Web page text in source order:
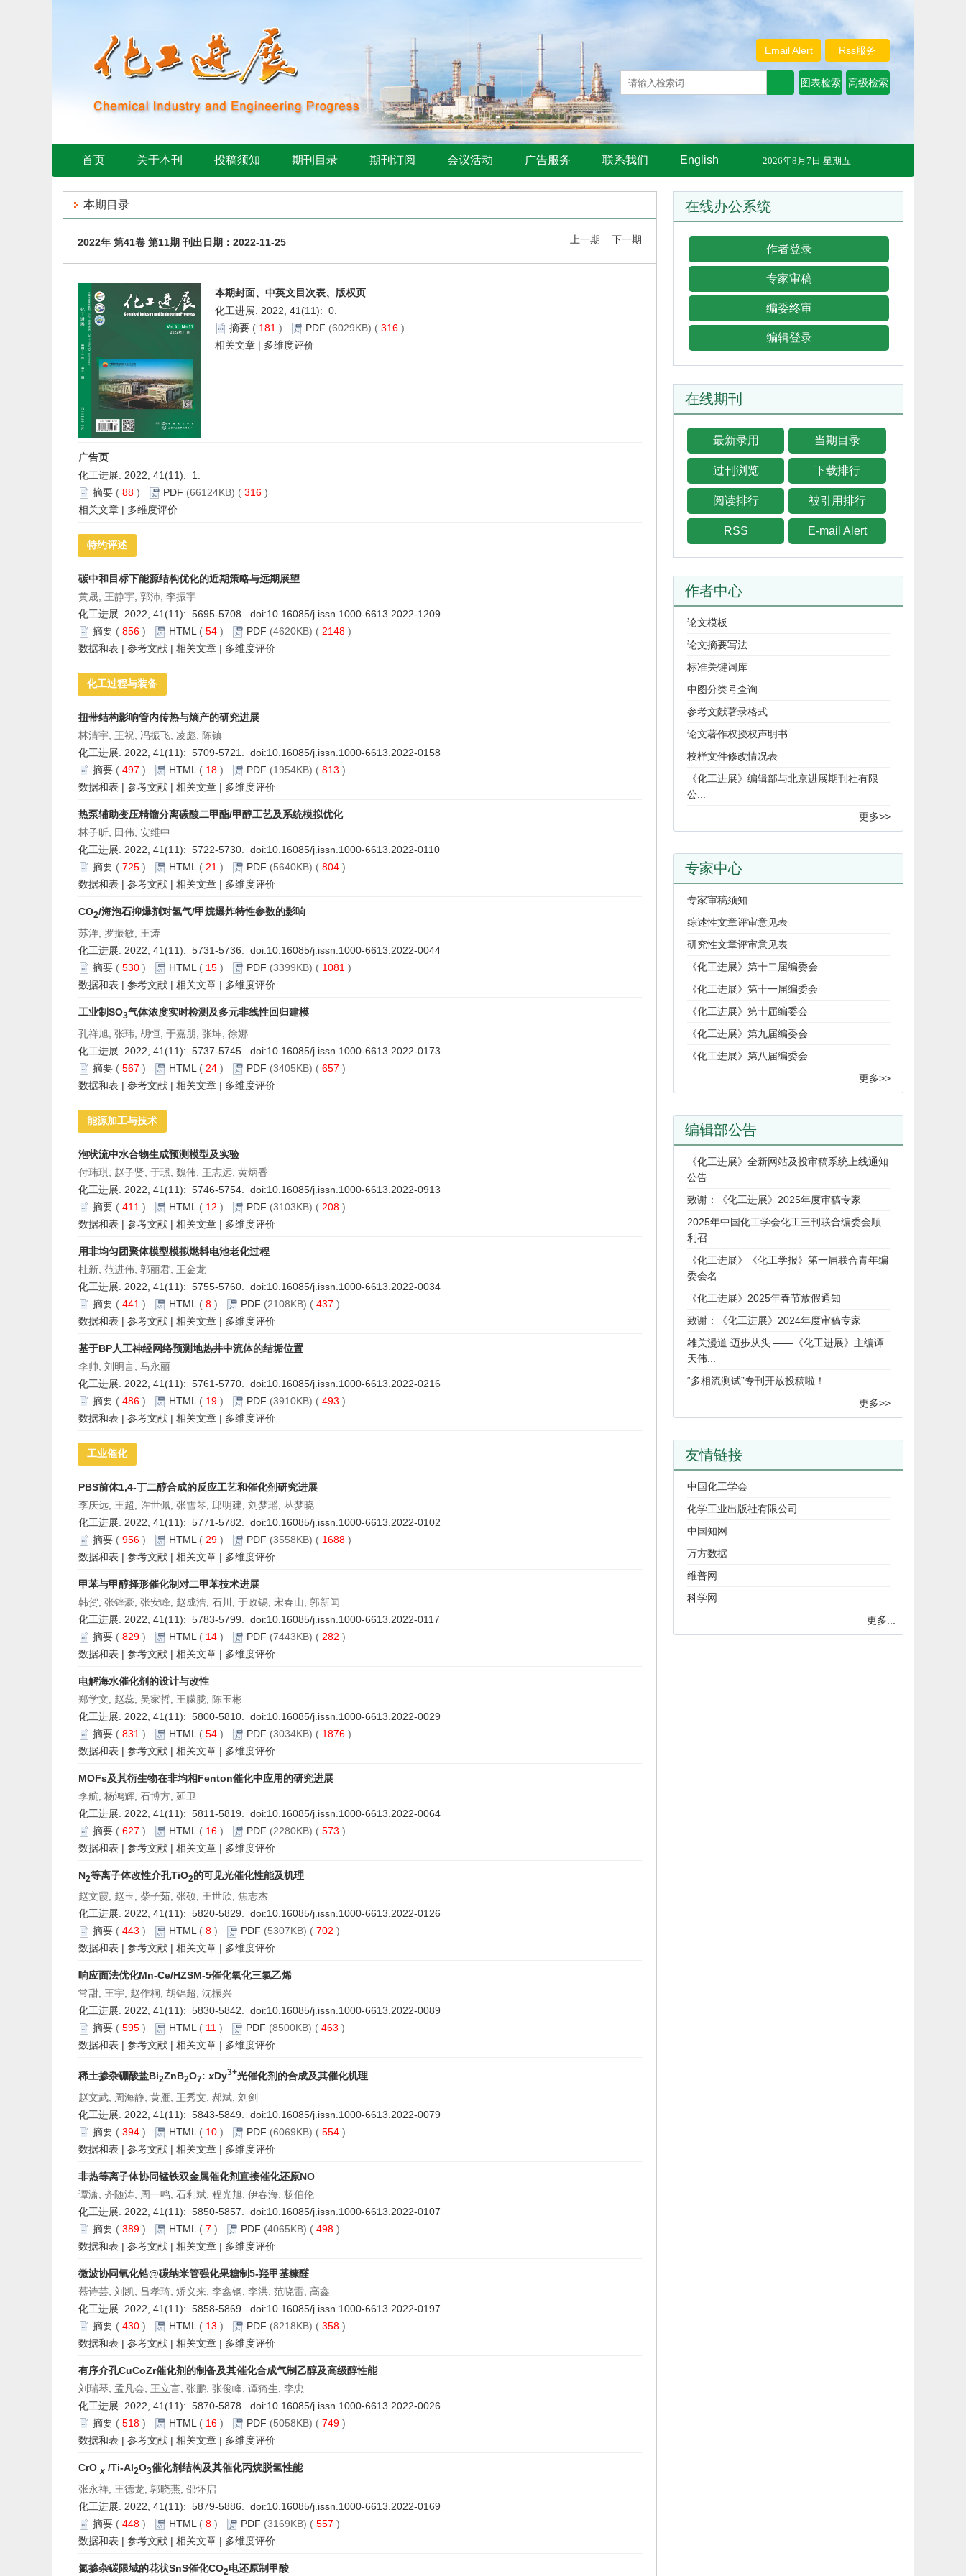
Rss服务
Email Alert
首页 关于本刊 投稿须知 期刊目录 期刊订阅 会议活动 广告服务 联系我们 English 2026年8月7日 星期五
本期目录
2022年 第41卷 第11期 刊出日期：2022-11-25 上一期 下一期
本期封面、中英文目次表、版权页
化工进展. 2022, 41(11): 0.
摘要 ( 181 ) PDF (6029KB) ( 316 )
相关文章 | 多维度评价
广告页
化工进展. 2022, 41(11): 1.
摘要 ( 88 ) PDF (66124KB) ( 316 )
相关文章 | 多维度评价
特约评述
碳中和目标下能源结构优化的近期策略与远期展望
黄晟, 王静宇, 郭沛, 李振宇
化工进展. 2022, 41(11): 5695-5708. doi:10.16085/j.issn.1000-6613.2022-1209
摘要 ( 856 ) HTML ( 54 ) PDF (4620KB) ( 2148 )
数据和表 | 参考文献 | 相关文章 | 多维度评价
化工过程与装备
扭带结构影响管内传热与熵产的研究进展
林清宇, 王祝, 冯振飞, 凌彪, 陈镇
化工进展. 2022, 41(11): 5709-5721. doi:10.16085/j.issn.1000-6613.2022-0158
摘要 ( 497 ) HTML ( 18 ) PDF (1954KB) ( 813 )
数据和表 | 参考文献 | 相关文章 | 多维度评价
热泵辅助变压精馏分离碳酸二甲酯/甲醇工艺及系统模拟优化
林子昕, 田伟, 安维中
化工进展. 2022, 41(11): 5722-5730. doi:10.16085/j.issn.1000-6613.2022-0110
摘要 ( 725 ) HTML ( 21 ) PDF (5640KB) ( 804 )
数据和表 | 参考文献 | 相关文章 | 多维度评价
CO2/海泡石抑爆剂对氢气/甲烷爆炸特性参数的影响
苏洋, 罗振敏, 王涛
化工进展. 2022, 41(11): 5731-5736. doi:10.16085/j.issn.1000-6613.2022-0044
摘要 ( 530 ) HTML ( 15 ) PDF (3399KB) ( 1081 )
数据和表 | 参考文献 | 相关文章 | 多维度评价
工业制SO3气体浓度实时检测及多元非线性回归建模
孔祥旭, 张玮, 胡恒, 于嘉朋, 张坤, 徐娜
化工进展. 2022, 41(11): 5737-5745. doi:10.16085/j.issn.1000-6613.2022-0173
摘要 ( 567 ) HTML ( 24 ) PDF (3405KB) ( 657 )
数据和表 | 参考文献 | 相关文章 | 多维度评价
能源加工与技术
泡状流中水合物生成预测模型及实验
付玮琪, 赵子贤, 于璟, 魏伟, 王志远, 黄炳香
化工进展. 2022, 41(11): 5746-5754. doi:10.16085/j.issn.1000-6613.2022-0913
摘要 ( 411 ) HTML ( 12 ) PDF (3103KB) ( 208 )
数据和表 | 参考文献 | 相关文章 | 多维度评价
用非均匀团聚体模型模拟燃料电池老化过程
杜新, 范进伟, 郭丽君, 王金龙
化工进展. 2022, 41(11): 5755-5760. doi:10.16085/j.issn.1000-6613.2022-0034
摘要 ( 441 ) HTML ( 8 ) PDF (2108KB) ( 437 )
数据和表 | 参考文献 | 相关文章 | 多维度评价
基于BP人工神经网络预测地热井中流体的结垢位置
李帅, 刘明言, 马永丽
化工进展. 2022, 41(11): 5761-5770. doi:10.16085/j.issn.1000-6613.2022-0216
摘要 ( 486 ) HTML ( 19 ) PDF (3910KB) ( 493 )
数据和表 | 参考文献 | 相关文章 | 多维度评价
工业催化
PBS前体1,4-丁二醇合成的反应工艺和催化剂研究进展
李庆远, 王超, 许世佩, 张雪琴, 邱明建, 刘梦瑶, 丛梦晓
化工进展. 2022, 41(11): 5771-5782. doi:10.16085/j.issn.1000-6613.2022-0102
摘要 ( 956 ) HTML ( 29 ) PDF (3558KB) ( 1688 )
数据和表 | 参考文献 | 相关文章 | 多维度评价
甲苯与甲醇择形催化制对二甲苯技术进展
韩贺, 张锌豪, 张安峰, 赵成浩, 石川, 于政锡, 宋春山, 郭新闻
化工进展. 2022, 41(11): 5783-5799. doi:10.16085/j.issn.1000-6613.2022-0117
摘要 ( 829 ) HTML ( 14 ) PDF (7443KB) ( 282 )
数据和表 | 参考文献 | 相关文章 | 多维度评价
电解海水催化剂的设计与改性
郑学文, 赵蕊, 吴家哲, 王朦胧, 陈玉彬
化工进展. 2022, 41(11): 5800-5810. doi:10.16085/j.issn.1000-6613.2022-0029
摘要 ( 831 ) HTML ( 54 ) PDF (3034KB) ( 1876 )
数据和表 | 参考文献 | 相关文章 | 多维度评价
MOFs及其衍生物在非均相Fenton催化中应用的研究进展
李航, 杨鸿辉, 石博方, 延卫
化工进展. 2022, 41(11): 5811-5819. doi:10.16085/j.issn.1000-6613.2022-0064
摘要 ( 627 ) HTML ( 16 ) PDF (2280KB) ( 573 )
数据和表 | 参考文献 | 相关文章 | 多维度评价
N2等离子体改性介孔TiO2的可见光催化性能及机理
赵文霞, 赵玉, 柴子茹, 张硕, 王世欣, 焦志杰
化工进展. 2022, 41(11): 5820-5829. doi:10.16085/j.issn.1000-6613.2022-0126
摘要 ( 443 ) HTML( 8 ) PDF (5307KB) ( 702 )
数据和表 | 参考文献 | 相关文章 | 多维度评价
响应面法优化Mn-Ce/HZSM-5催化氧化三氯乙烯
常甜, 王宇, 赵作桐, 胡锦超, 沈振兴
化工进展. 2022, 41(11): 5830-5842. doi:10.16085/j.issn.1000-6613.2022-0089
摘要 ( 595 ) HTML( 11 ) PDF (8500KB) ( 463 )
数据和表 | 参考文献 | 相关文章 | 多维度评价
稀土掺杂硼酸盐Bi2ZnB2O7: xDy3+光催化剂的合成及其催化机理
赵文武, 周海静, 黄雁, 王秀文, 郝斌, 刘剑
化工进展. 2022, 41(11): 5843-5849. doi:10.16085/j.issn.1000-6613.2022-0079
摘要 ( 394 ) HTML ( 10 ) PDF (6069KB) ( 554 )
数据和表 | 参考文献 | 相关文章 | 多维度评价
非热等离子体协同锰铁双金属催化剂直接催化还原NO
谭潇, 齐随涛, 周一鸣, 石利斌, 程光旭, 伊春海, 杨伯伦
化工进展. 2022, 41(11): 5850-5857. doi:10.16085/j.issn.1000-6613.2022-0107
摘要 ( 389 ) HTML ( 7 ) PDF (4065KB) ( 498 )
数据和表 | 参考文献 | 相关文章 | 多维度评价
微波协同氧化锆@碳纳米管强化果糖制5-羟甲基糠醛
慕诗芸, 刘凯, 吕孝琦, 矫义来, 李鑫钢, 李洪, 范晓雷, 高鑫
化工进展. 2022, 41(11): 5858-5869. doi:10.16085/j.issn.1000-6613.2022-0197
摘要 ( 430 ) HTML ( 13 ) PDF (8218KB) ( 358 )
数据和表 | 参考文献 | 相关文章 | 多维度评价
有序介孔CuCoZr催化剂的制备及其催化合成气制乙醇及高级醇性能
刘瑞琴, 孟凡会, 王立言, 张鹏, 张俊峰, 谭猗生, 李忠
化工进展. 2022, 41(11): 5870-5878. doi:10.16085/j.issn.1000-6613.2022-0026
摘要 ( 518 ) HTML ( 16 ) PDF (5058KB) ( 749 )
数据和表 | 参考文献 | 相关文章 | 多维度评价
CrO x /Ti-Al2O3催化剂结构及其催化丙烷脱氢性能
张永祥, 王德龙, 郭晓燕, 邵怀启
化工进展. 2022, 41(11): 5879-5886. doi:10.16085/j.issn.1000-6613.2022-0169
摘要 ( 448 ) HTML ( 8 ) PDF (3169KB) ( 557 )
数据和表 | 参考文献 | 相关文章 | 多维度评价
氮掺杂碳限域的花状SnS催化CO2电还原制甲酸
在线办公系统
作者登录
专家审稿
编委终审
编辑登录
在线期刊
最新录用 当期目录
过刊浏览 下载排行
阅读排行 被引用排行
RSS E-mail Alert
作者中心
论文模板
论文摘要写法
标准关键词库
中图分类号查询
参考文献著录格式
论文著作权授权声明书
校样文件修改情况表
《化工进展》编辑部与北京进展期刊社有限
公...
更多>>
专家中心
专家审稿须知
综述性文章评审意见表
研究性文章评审意见表
《化工进展》第十二届编委会
《化工进展》第十一届编委会
《化工进展》第十届编委会
《化工进展》第九届编委会
《化工进展》第八届编委会
更多>>
编辑部公告
《化工进展》全新网站及投审稿系统上线通知
公告
致谢：《化工进展》2025年度审稿专家
2025年中国化工学会化工三刊联合编委会顺
利召...
《化工进展》《化工学报》第一届联合青年编
委会名...
《化工进展》2025年春节放假通知
致谢：《化工进展》2024年度审稿专家
雄关漫道 迈步从头 ——《化工进展》主编谭
天伟...
“多相流测试”专刊开放投稿啦！
更多>>
友情链接
中国化工学会
化学工业出版社有限公司
中国知网
万方数据
维普网
科学网
更多...